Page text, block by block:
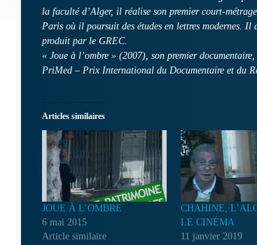
la faculté d’Alger, il réalise son premier court-
Paris où il poursuit des études en lettres modernes.
produit par le GREC.
« Joue à l’ombre » (2007), son premier
PriMed – Prix International du Documentaire et du
Articles similaires
JOUE À L’OMBRE
6 mai 2015
Article similaire
CHAHINE,
LE CINÉMA
11 janvier 2019